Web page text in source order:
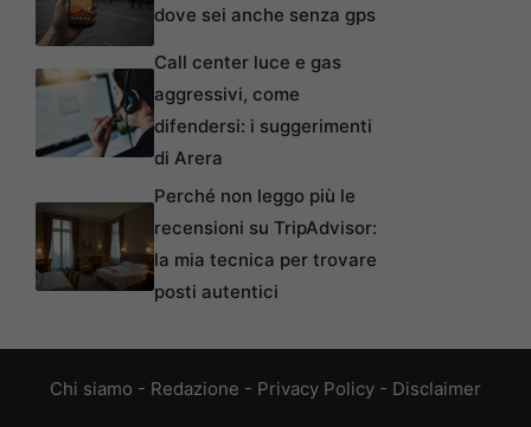
dove sei anche senza gps
Call center luce e gas
aggressivi, come
difendersi: i suggerimenti
di Arera
Perché non leggo più le
recensioni su TripAdvisor:
la mia tecnica per trovare
posti autentici
Chi siamo - Redazione - Privacy Policy - Disclaimer